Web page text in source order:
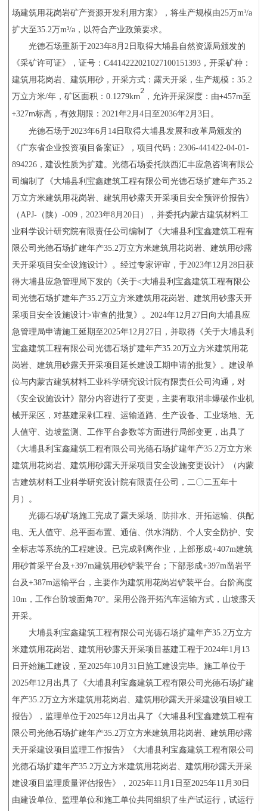
场建筑用花岗岩矿产资源开发利用方案》，将生产规模由25万m³/a
扩大至35.2万m³/a，以符合产业政策要求。
光德石场重新于2023年8月 2日取得大埔县自然资源局颁发的
《采矿许可证》，证号： C4414222021027100151393，开采矿种：
建筑用花岗岩、建筑用砂，开采方式：露天开采，生产规模： 35.2
万立方米/年，矿区面积： 0.1279km
2
，允许开采深度：由+457m至
+327m标高，有效期限： 2021年2月 4日至2036年2月 3日。
光德石场于2023年6月 14日取得大埔县发展和改革局颁发的
《广东省企业投资项目备案证》，项目代码： 2306-441422-04-01-
894226，建设性质为扩建。光德石场委托陕西汇丰应急咨询有限公
司编制了《大埔县利宝鑫建筑工程有限公司光德石场扩建年产35.2
万立方米建筑用花岗岩、建筑用砂露天开采项目安全预评价报告》
（APJ-（陕） -009， 2023年8月 20日），并委托内蒙古建筑材料工
业科学设计研究院有限责任公司编制了《大埔县利宝鑫建筑工程有
限公司光德石场扩建年产35.2万立方米建筑用花岗岩、建筑用砂露
天开采项目安全设施设计》。经过专家评审， 于2023年12月 28日获
得大埔县应急管理局下发的《关于<大埔县利宝鑫建筑工程有限公
司光德石场扩建年产35.2万立方米建筑用花岗岩、建筑用砂露天开
采项目安全设施设计>审查的批复》 。 2024年12月 27日 向大埔县应
急管理局申请施工延期至2025年12月 27日，并取得《关于大埔县利
宝鑫建筑工程有限公司光德石场扩建年产35.20万立方米建筑用花
岗岩、建筑用砂露天开采项目延长建设工期申请的批复》。 建设单
位与内蒙古建筑材料工业科学研究设计院有限责任公司沟通， 对
《安全设施设计》部分内容进行了变更，主要有取消非爆破作业机
械开采区，对基建采剥工程、运输道路、生产设备、工业场地、无
人值守、边坡监测、工作平台参数等方面进行局部变更，出具了
《大埔县利宝鑫建筑工程有限公司光德石场扩建年产35.2万立方米
建筑用花岗岩、建筑用砂露天开采项目安全设施变更设计》（内蒙
古建筑材料工业科学研究设计院有限责任公司，二〇二五年十
月）。
光德石场矿场施工完成了露天采场、防排水、开拓运输、供配
电、无人值守、总平面布置、通信、供水消防、个人安全防护、安
全标志等系统的工程建设。已完成剥离作业，上部形成+407m建筑
用砂首采平台及+397m建筑用砂铲装平台；下部形成+397m凿岩平
台及+387m运输平台，主要作为建筑用花岗岩铲装平台。台阶高度
10m，工作台阶坡面角 70°。采用公路开拓汽车运输方式，山坡露天
开采。
大埔县利宝鑫建筑工程有限公司光德石场扩建年产35.2万立方
米建筑用花岗岩、建筑用砂露天开采项目基建工程于2024年1 月 13
日开始施工建设，至2025年10月 31 日施工建设完毕。施工单位于
2025年12月出具了《大埔县利宝鑫建筑工程有限公司光德石场扩建
年产35.2万立方米建筑用花岗岩、建筑用砂露天开采建设项目竣工
报告》，监理单位于2025年12月出具了《大埔县利宝鑫建筑工程有
限公司光德石场扩建年产35.2万立方米建筑用花岗岩、建筑用砂露
天开采建设项目监理工作报告》《大埔县利宝鑫建筑工程有限公司
光德石场扩建年产35.2万立方米建筑用花岗岩、建筑用砂露天开采
建设项目监理质量评估报告》， 2025年11 月 1 日至2025年11 月 30日
由建设单位、监理单位和施工单位共同组织了生产试运行，试运行